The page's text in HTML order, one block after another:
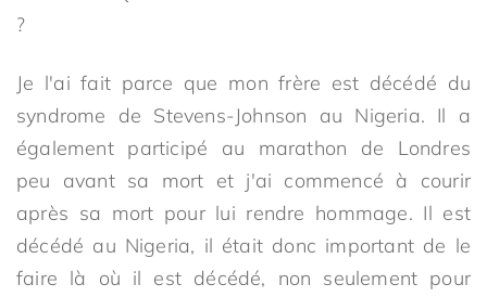
?
Je l'ai fait parce que mon frère est décédé du
syndrome de Stevens-Johnson au Nigeria. Il a
également participé au marathon de Londres
peu avant sa mort et j'ai commencé à courir
après sa mort pour lui rendre hommage. Il est
décédé au Nigeria, il était donc important de le
faire là où il est décédé, non seulement pour